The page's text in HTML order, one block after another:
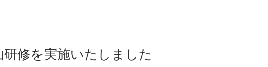
修を実施いたしました